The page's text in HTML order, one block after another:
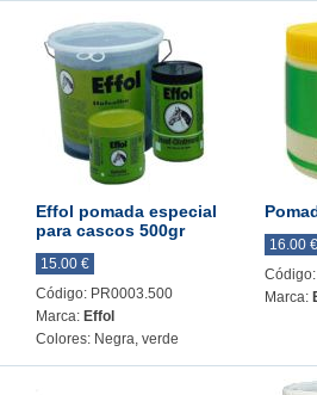
Effol pomada especial
para cascos 500gr
15.00 €
Código: PR0003.500
Marca: Effol
Colores: Negra, verde
16.00 €
Marca: